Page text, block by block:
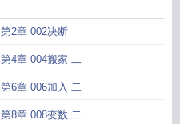
第2章 002决断
第4章 004搬家 二
第6章 006加入 二
第8章 008变数 二